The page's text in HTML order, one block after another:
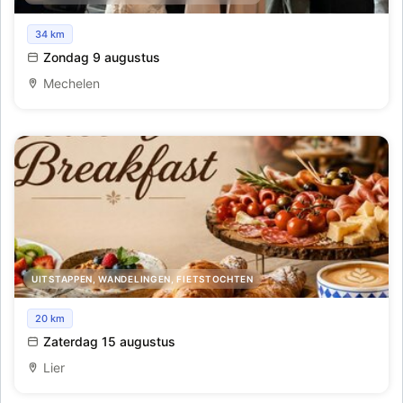
Oude Meesters en Mechelen
34 km
Zondag 9 augustus
Mechelen
UITSTAPPEN, WANDELINGEN, FIETSTOCHTEN
Dolce Vita Breakfast
20 km
Zaterdag 15 augustus
Lier